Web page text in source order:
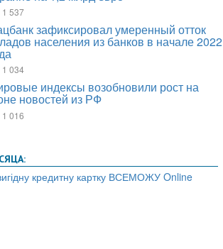
кредитну картку ВСЕМОЖУ Online